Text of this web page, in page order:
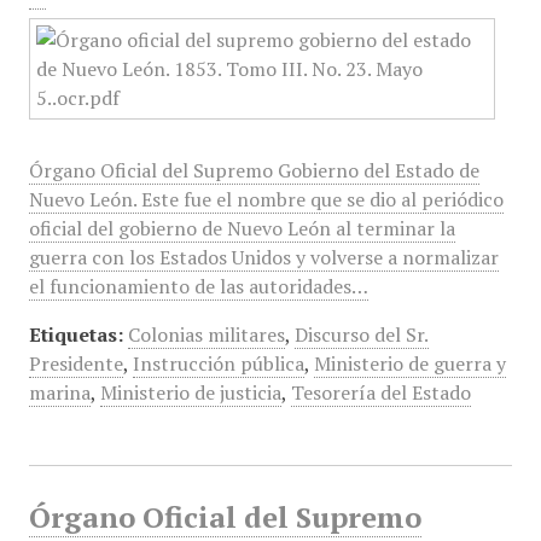
Órgano Oficial del Supremo Gobierno del Estado de
Nuevo León. Este fue el nombre que se dio al periódico
oficial del gobierno de Nuevo León al terminar la
guerra con los Estados Unidos y volverse a normalizar
el funcionamiento de las autoridades…
Etiquetas: Colonias militares, Discurso del Sr.
Presidente, Instrucción pública, Ministerio de guerra y
marina, Ministerio de justicia, Tesorería del Estado
Órgano Oficial del Supremo